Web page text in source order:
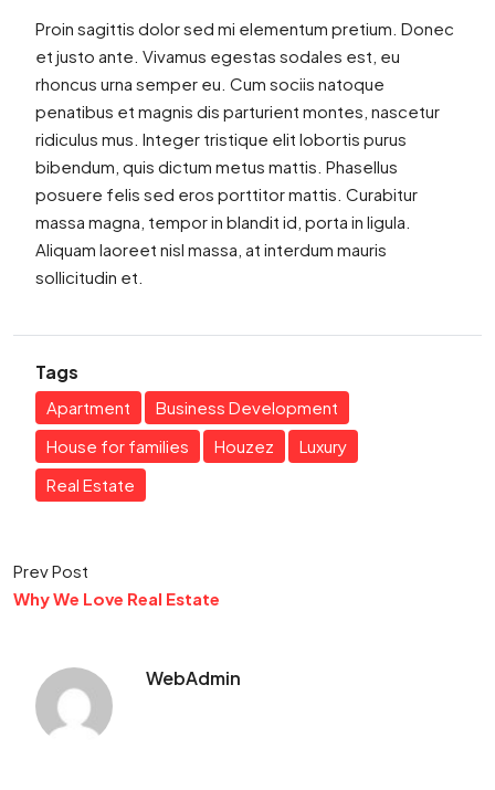
Proin sagittis dolor sed mi elementum pretium. Donec
et justo ante. Vivamus egestas sodales est, eu
rhoncus urna semper eu. Cum sociis natoque
penatibus et magnis dis parturient montes, nascetur
ridiculus mus. Integer tristique elit lobortis purus
bibendum, quis dictum metus mattis. Phasellus
posuere felis sed eros porttitor mattis. Curabitur
massa magna, tempor in blandit id, porta in ligula.
Aliquam laoreet nisl massa, at interdum mauris
sollicitudin et.
Tags
Apartment
Business Development
House for families
Houzez
Luxury
Real Estate
Prev Post
Why We Love Real Estate
WebAdmin